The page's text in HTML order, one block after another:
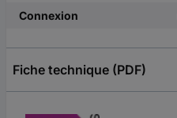
Connexion
Fiche technique (PDF)